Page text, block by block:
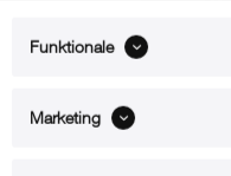
Funktionale
Marketing